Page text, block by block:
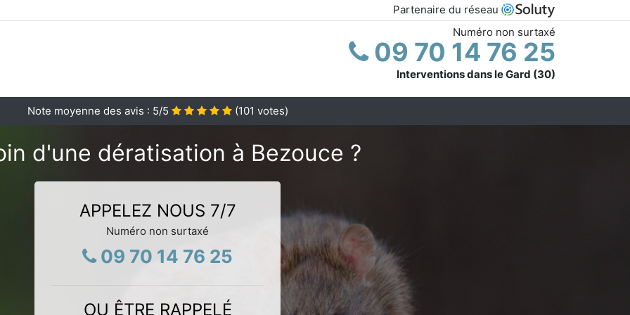
Partenaire du réseau
Numéro non surtaxé
09 70 14 76 25
Interventions dans le Gard (30)
Note moyenne des avis : 5/5 (101 votes)
d'une dératisation à Bezouce ?
APPELEZ NOUS 7/7
Numéro non surtaxé
09 70 14 76 25
OU ÊTRE RAPPELÉ